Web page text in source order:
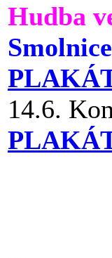
Hudba
Smolnice
14.6.